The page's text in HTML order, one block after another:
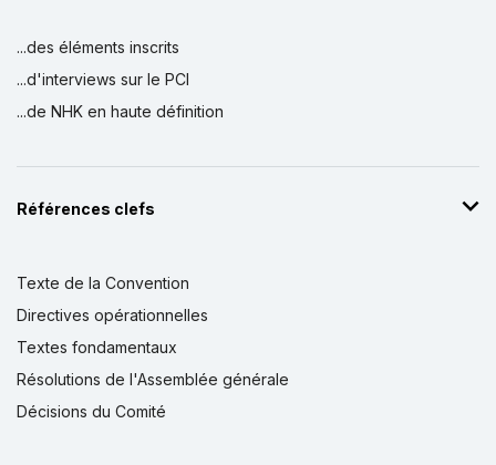
...des éléments inscrits
...d'interviews sur le PCI
...de NHK en haute définition
Références clefs
Texte de la Convention
Directives opérationnelles
Textes fondamentaux
Résolutions de l'Assemblée générale
Décisions du Comité